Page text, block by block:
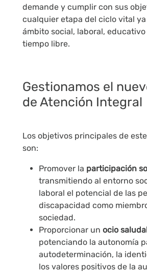
demande y cumplir con sus
cualquier etapa del ciclo vital ya
ámbito social, laboral,
tiempo libre.
Gestionamos el
de Atención Integral
Los objetivos principales de
son:
Promover la participación
transmitiendo al entorno
laboral el potencial de las
discapacidad como
sociedad.
Proporcionar un ocio
potenciando la autonomía
autodeterminación, la
los valores positivos de la